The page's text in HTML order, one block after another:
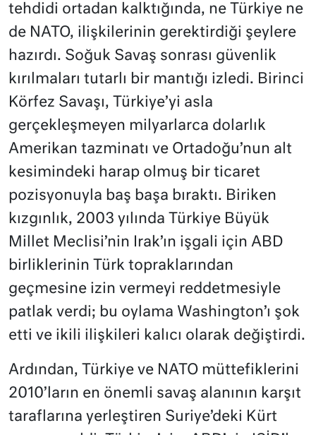
tehdidi ortadan kalktığında, ne Türkiye ne
de NATO, ilişkilerinin gerektirdiği şeylere
hazırdı. Soğuk Savaş sonrası güvenlik
kırılmaları tutarlı bir mantığı izledi. Birinci
Körfez Savaşı, Türkiye’yi asla
gerçekleşmeyen milyarlarca dolarlık
Amerikan tazminatı ve Ortadoğu’nun alt
kesimindeki harap olmuş bir ticaret
pozisyonuyla baş başa bıraktı. Biriken
kızgınlık, 2003 yılında Türkiye Büyük
Millet Meclisi’nin Irak’ın işgali için ABD
birliklerinin Türk topraklarından
geçmesine izin vermeyi reddetmesiyle
patlak verdi; bu oylama Washington’ı şok
etti ve ikili ilişkileri kalıcı olarak değiştirdi.
Ardından, Türkiye ve NATO müttefiklerini
2010’ların en önemli savaş alanının karşıt
taraflarına yerleştiren Suriye’deki Kürt